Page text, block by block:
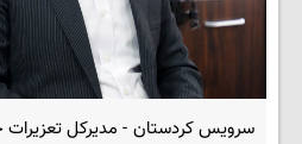
سرویس کردستان - مدیرکل تعزیرات